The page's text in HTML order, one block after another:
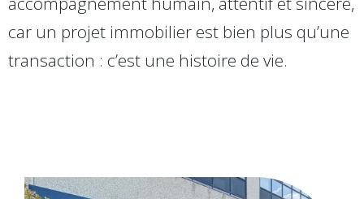
car un projet immobilier est bien plus qu’une
transaction : c’est une histoire de vie.